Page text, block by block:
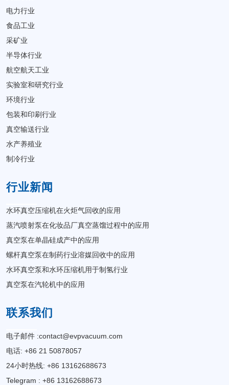
电力行业
食品工业
采矿业
半导体行业
航空航天工业
实验室和研究行业
环境行业
包装和印刷行业
真空输送行业
水产养殖业
制冷行业
行业新闻
水环真空压缩机在火炬气回收的应用
蒸汽喷射泵在化妆品厂真空蒸馏过程中的应用
真空泵在单晶硅成产中的应用
螺杆真空泵在制药行业溶媒回收中的应用
水环真空泵和水环压缩机用于制氢行业
真空泵在汽轮机中的应用
联系我们
电子邮件 :contact@evpvacuum.com
电话: +86 21 50878057
24小时热线: +86 13162688673
Telegram : +86 13162688673